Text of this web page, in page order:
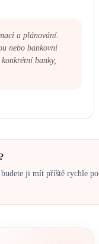
a plánování.
nebo bankovní
banky,
ji mít příště rychle po